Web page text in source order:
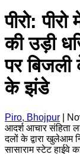
पीरो:
की उड़ी
पर बिजली
के झंडे
Piro, Bhojpur
आदर्श आचार संहिता
दलों के द्वारा खुलेआम
सासाराम स्टेट हाईवे